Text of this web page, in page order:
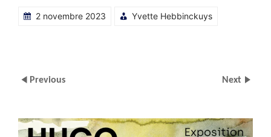
2 novembre 2023 Yvette Hebbinckuys
Previous Next